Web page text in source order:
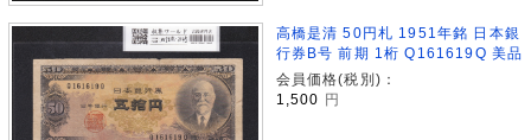
高橋是清 50円札 1951年銘 日本銀
行券B号 前期 1桁 Q161619Q 美品
会員価格(税別)：
1,500 円